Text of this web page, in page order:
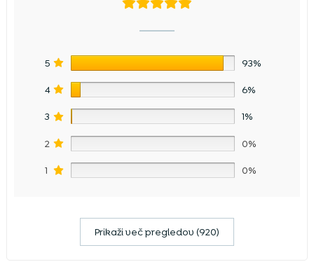
5 93%
4 6%
3 1%
2 0%
1 0%
Prikaži več pregledov (920)